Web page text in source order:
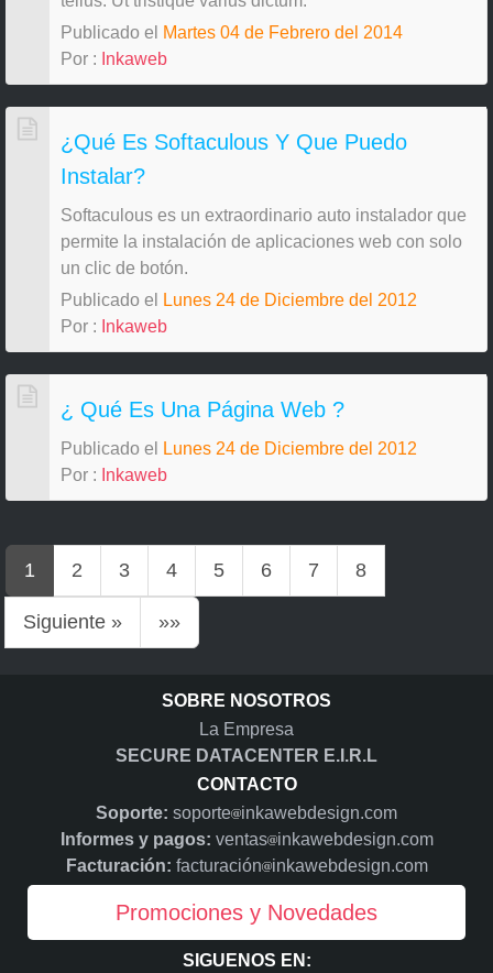
Publicado el
Martes 04 de Febrero del 2014
Por : Inkaweb
¿Qué Es Softaculous Y Que Puedo
Instalar?
Softaculous es un extraordinario auto instalador que
permite la instalación de aplicaciones web con solo
un clic de botón.
Publicado el
Lunes 24 de Diciembre del 2012
Por : Inkaweb
¿ Qué Es Una Página Web ?
Publicado el
Lunes 24 de Diciembre del 2012
Por : Inkaweb
1 2 3 4 5 6 7 8
Siguiente » »»
SOBRE NOSOTROS
La Empresa
SECURE DATACENTER E.I.R.L
CONTACTO
Soporte: soporte inkawebdesign.com
Informes y pagos: ventas inkawebdesign.com
Facturación: facturación inkawebdesign.com
Promociones y Novedades
SIGUENOS EN: